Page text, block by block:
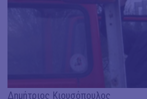
Δημήτριος Κιουσόπουλος